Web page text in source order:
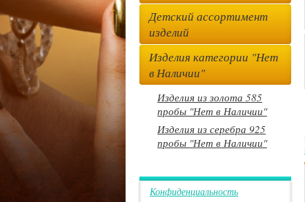
Детский ассортимент
изделий
Изделия категории "Нет
в Наличии"
Изделия из золота 585
пробы "Нет в Наличии"
Изделия из серебра 925
пробы "Нет в Наличии"
Конфиденциальность